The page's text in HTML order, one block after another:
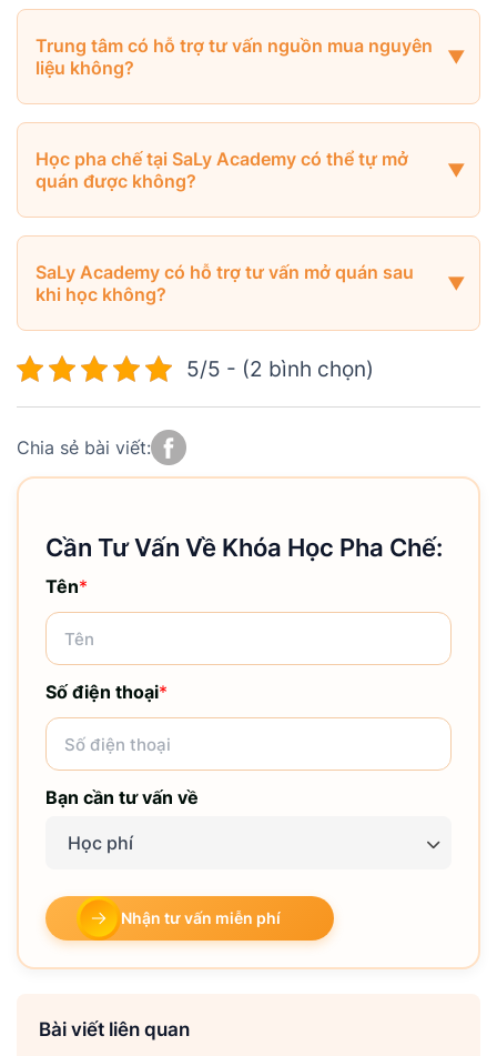
Trung tâm có hỗ trợ tư vấn nguồn mua nguyên
liệu không?
Học pha chế tại SaLy Academy có thể tự mở
quán được không?
SaLy Academy có hỗ trợ tư vấn mở quán sau
khi học không?
5/5 - (2 bình chọn)
Chia sẻ bài viết:
Cần Tư Vấn Về Khóa Học Pha Chế:
Tên*
Số điện thoại*
Bạn cần tư vấn về
Học phí
Nhận tư vấn miễn phí
Bài viết liên quan